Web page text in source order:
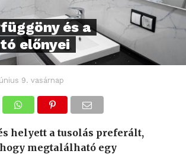
és a
előnyei
9. vasárnap
helyett a tusolás preferált,
megtalálható egy